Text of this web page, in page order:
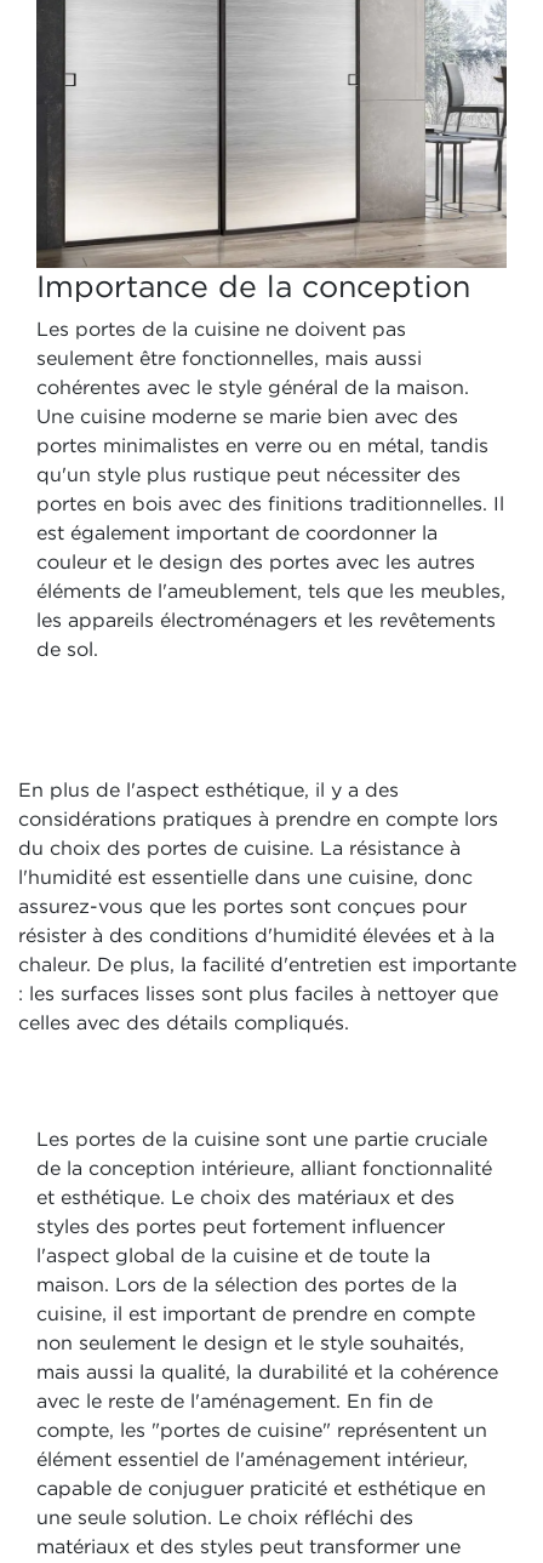
Importance de la conception
Les portes de la cuisine ne doivent pas
seulement être fonctionnelles, mais aussi
cohérentes avec le style général de la maison.
Une cuisine moderne se marie bien avec des
portes minimalistes en verre ou en métal, tandis
qu'un style plus rustique peut nécessiter des
portes en bois avec des finitions traditionnelles. Il
est également important de coordonner la
couleur et le design des portes avec les autres
éléments de l'ameublement, tels que les meubles,
les appareils électroménagers et les revêtements
de sol.
En plus de l'aspect esthétique, il y a des
considérations pratiques à prendre en compte lors
du choix des portes de cuisine. La résistance à
l'humidité est essentielle dans une cuisine, donc
assurez-vous que les portes sont conçues pour
résister à des conditions d'humidité élevées et à la
chaleur. De plus, la facilité d'entretien est importante
: les surfaces lisses sont plus faciles à nettoyer que
celles avec des détails compliqués.
Les portes de la cuisine sont une partie cruciale
de la conception intérieure, alliant fonctionnalité
et esthétique. Le choix des matériaux et des
styles des portes peut fortement influencer
l'aspect global de la cuisine et de toute la
maison. Lors de la sélection des portes de la
cuisine, il est important de prendre en compte
non seulement le design et le style souhaités,
mais aussi la qualité, la durabilité et la cohérence
avec le reste de l'aménagement. En fin de
compte, les "portes de cuisine" représentent un
élément essentiel de l'aménagement intérieur,
capable de conjuguer praticité et esthétique en
une seule solution. Le choix réfléchi des
matériaux et des styles peut transformer une